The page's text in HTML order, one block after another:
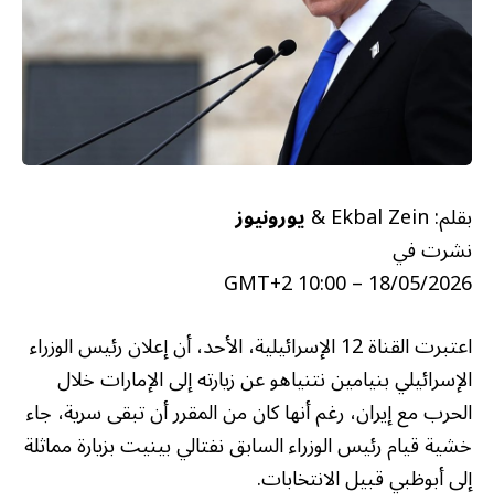
بقلم: Ekbal Zein & يورونيوز
نشرت في
18/05/2026 – 10:00 GMT+2
اعتبرت القناة 12 الإسرائيلية، الأحد، أن إعلان رئيس الوزراء
الإسرائيلي بنيامين نتنياهو عن زيارته إلى الإمارات خلال
الحرب مع إيران، رغم أنها كان من المقرر أن تبقى سرية، جاء
خشية قيام رئيس الوزراء السابق نفتالي بينيت بزيارة مماثلة
إلى أبوظبي قبيل الانتخابات.